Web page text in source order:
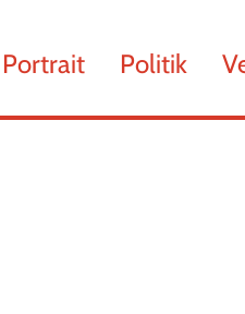
Portrait Politik